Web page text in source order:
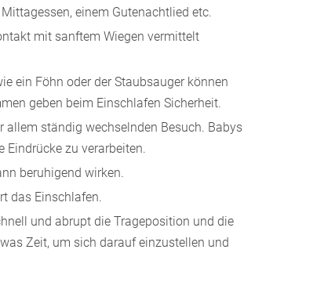
einem Gutenachtlied etc.
mit sanftem Wiegen vermittelt
ein Föhn oder der Staubsauger können
geben beim Einschlafen Sicherheit.
allem ständig wechselnden Besuch. Babys
Eindrücke zu verarbeiten.
beruhigend wirken.
das Einschlafen.
und abrupt die Trageposition und die
Zeit, um sich darauf einzustellen und